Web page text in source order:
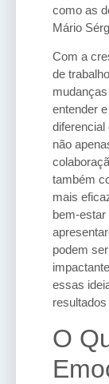
como as
Mário
Com a
de
entender
diferencial
não
também
mais
bem-estar
podem
essas
O